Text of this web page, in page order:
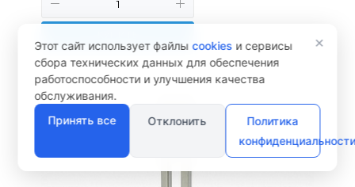
Этот сайт использует файлыcookies и сервисы
сбора технических данных для обеспечения
работоспособности и улучшения качества
обслуживания.
Принять все
Отклонить
Политика
конфиденциальности
×